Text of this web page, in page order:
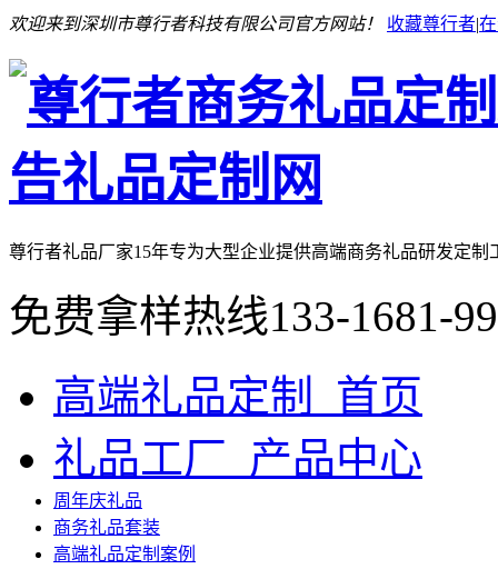
欢迎来到深圳市尊行者科技有限公司官方网站！ 收藏尊行者|
尊行者礼品厂家15年专为大型企业提供高端商务礼品研发定制
免费拿样热线133-1681-
高端礼品定制_首页
礼品工厂_产品中心
周年庆礼品
商务礼品套装
高端礼品定制案例